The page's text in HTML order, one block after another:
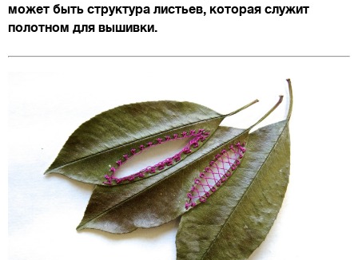
может быть структура листьев, которая служит
полотном для вышивки.